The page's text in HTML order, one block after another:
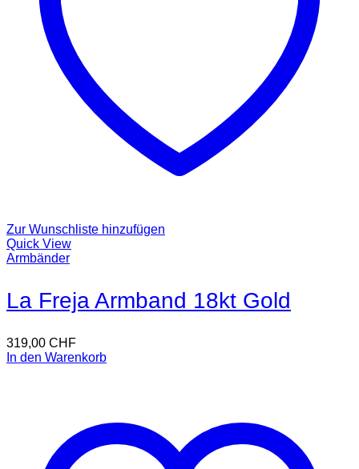
Zur Wunschliste hinzufügen
Quick View
Armbänder
La Freja Armband 18kt Gold
319,00 CHF
In den Warenkorb